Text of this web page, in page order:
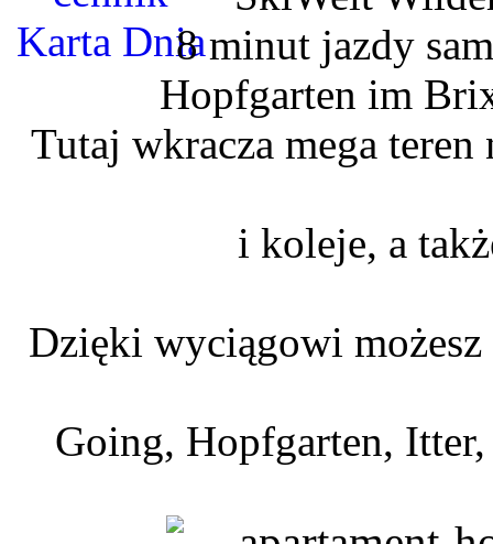
8 minut jazdy
Hopfgarten im
Tutaj wkracza mega
i koleje, a
Dzięki wyciągowi
Going, Hopfgarten,